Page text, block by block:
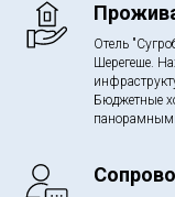
Отель
Шерегеше.
Бюджетные